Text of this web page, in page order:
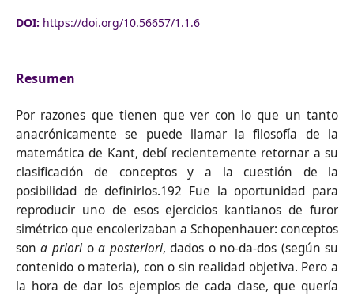
DOI: https://doi.org/10.56657/1.1.6
Resumen
Por razones que tienen que ver con lo que un tanto
anacrónicamente se puede llamar la filosofía de la
matemática de Kant, debí recientemente retornar a su
clasificación de conceptos y a la cuestión de la
posibilidad de definirlos.192 Fue la oportunidad para
reproducir uno de esos ejercicios kantianos de furor
simétrico que encolerizaban a Schopenhauer: conceptos
sona priori oa posteriori, dados o no-da-dos (según su
contenido o materia), con o sin realidad objetiva. Pero a
la hora de dar los ejemplos de cada clase, que quería